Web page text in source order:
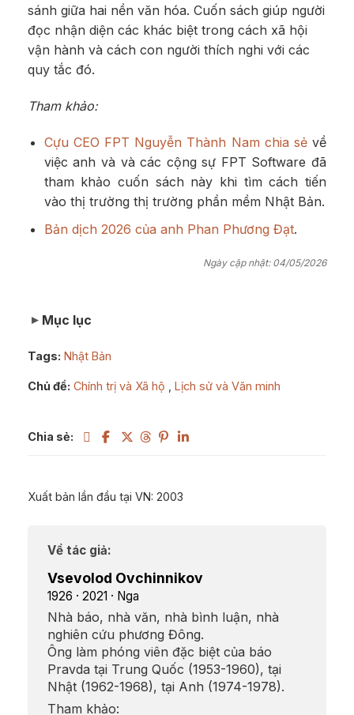
sánh giữa hai nền văn hóa. Cuốn sách giúp người
đọc nhận diện các khác biệt trong cách xã hội
vận hành và cách con người thích nghi với các
quy tắc đó.
Tham khảo:
Cựu CEO FPT Nguyễn Thành Nam chia sẻvề
việc anh và và các cộng sự FPT Software đã
tham khảo cuốn sách này khi tìm cách tiến
vào thị trường thị trường phần mềm Nhật Bản.
Bản dịch 2026 của anh Phan Phương Đạt.
Ngày cập nhật: 04/05/2026
Mục lục
Tags: Nhật Bản
Chủ đề: Chính trị và Xã hộ Lịch sử và Văn minh
Chia sẻ:
Xuất bản lần đầu tại VN: 2003
Về tác giả:
Vsevolod Ovchinnikov
1926 · 2021 · Nga
Nhà báo, nhà văn, nhà bình luận, nhà
nghiên cứu phương Đông.
Ông làm phóng viên đặc biệt của báo
Pravda tại Trung Quốc (1953-1960), tại
Nhật (1962-1968), tại Anh (1974-1978).
Tham khảo: